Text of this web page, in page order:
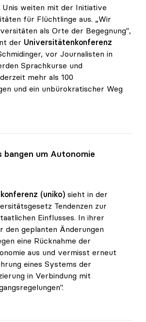
Unis weiten mit der Initiative
für Flüchtlinge aus. „Wir
als Orte der Begegnung",
der Universitätenkonferenz
vor Journalisten in
Sprachkurse und
mehr als 100
und ein unbürokratischer Weg
wollen „Ort der
bangen um Autonomie
(uniko) sieht in der
Tendenzen zur
Einflusses. In ihrer
den geplanten Änderungen
eine Rücknahme der
aus und vermisst erneut
eines Systems der
in Verbindung mit
um Autonomie